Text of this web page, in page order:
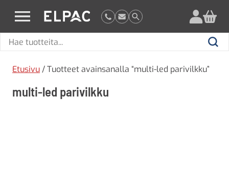
elpac.fi
Hae
Hae
Etusivu / Tuotteet avainsanalla “multi-led parivilkku”
multi-led parivilkku